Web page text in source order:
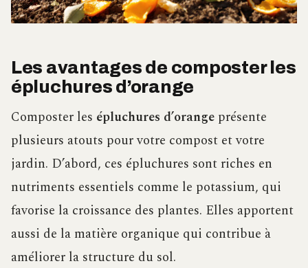
Les avantages de composter les
épluchures d’orange
Composter les épluchures d’orange présente
plusieurs atouts pour votre compost et votre
jardin. D’abord, ces épluchures sont riches en
nutriments essentiels comme le potassium, qui
favorise la croissance des plantes. Elles apportent
aussi de la matière organique qui contribue à
améliorer la structure du sol.